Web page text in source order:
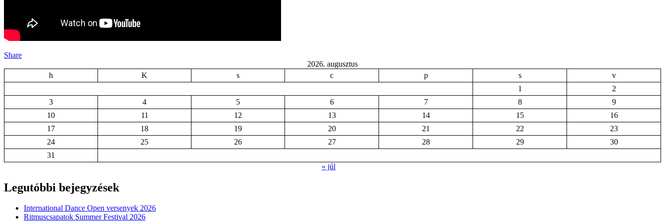
Share
2026. augusztus
h
K s c p s
v
1
2
3
4 5 6 7 8
9
10
11 12 13 14 15
16
17
18 19 20 21 22
23
24
25 26 27 28 29
30
31
« júl
Legutóbbi bejegyzések
International Dance Open versenyek 2026
Ritmuscsapatok Summer Festival 2026